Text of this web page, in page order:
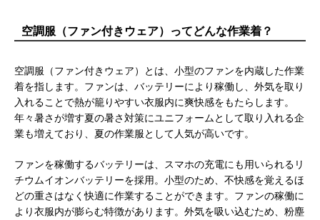
空調服（ファン付きウェア）ってどんな作業着？
空調服（ファン付きウェア）とは、小型のファンを内蔵した作業
着を指します。ファンは、バッテリーにより稼働し、外気を取り
入れることで熱が籠りやすい衣服内に爽快感をもたらします。
年々暑さが増す夏の暑さ対策にユニフォームとして取り入れる企
業も増えており、夏の作業服として人気が高いです。
ファンを稼働するバッテリーは、スマホの充電にも用いられるリ
チウムイオンバッテリーを採用。小型のため、不快感を覚えるほ
どの重さはなく快適に作業することができます。ファンの稼働に
より衣服内が膨らむ特徴があります。外気を吸い込むため、粉塵